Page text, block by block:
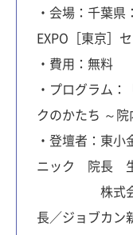
・会場：千葉県
EXPO［東京］
・費用：無料
・プログラム：
クのかたち ～院
・登壇者：東小
ニック 院長
株式会社
長／ジョブカ